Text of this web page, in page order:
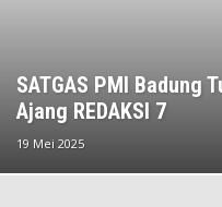
SATGAS PMI Badung
Ajang REDAKSI 7
19 Mei 2025